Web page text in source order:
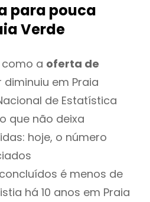
para pouca
Verde
a oferta de
diminuiu em Praia
de Estatística
que não deixa
hoje, o número
concluídos é menos de
há 10 anos em Praia